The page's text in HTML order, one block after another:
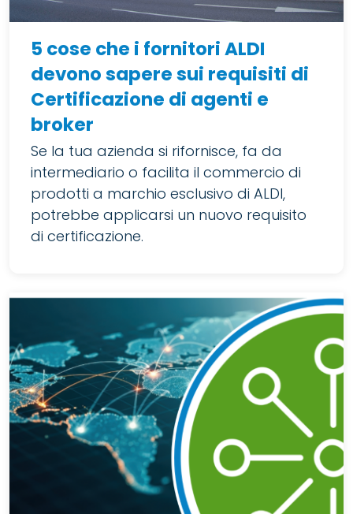
5 cose che i fornitori ALDI
devono sapere sui requisiti di
Certificazione di agenti e
broker
Se la tua azienda si rifornisce, fa da
intermediario o facilita il commercio di
prodotti a marchio esclusivo di ALDI,
potrebbe applicarsi un nuovo requisito
di certificazione.